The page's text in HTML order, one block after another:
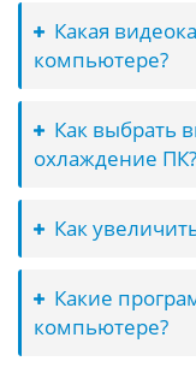
Какая
компьютере?
Как выбрать
охлаждение ПК?
Как
Какие
компьютере?